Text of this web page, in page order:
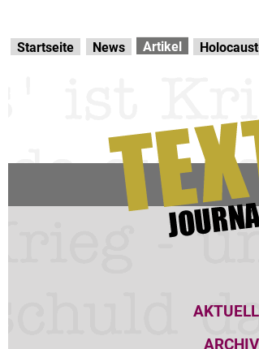
Startseite
News Artikel
AKTUELL
ARCHIV